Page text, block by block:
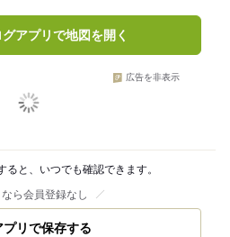
アプリで地図を開く
広告を非表示
ると、いつでも確認できます。
ら会員登録なし
プリで保存する